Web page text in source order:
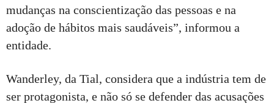
mudanças na conscientização das pessoas e na
adoção de hábitos mais saudáveis”, informou a
entidade.
Wanderley, da Tial, considera que a indústria tem de
ser protagonista, e não só se defender das acusações